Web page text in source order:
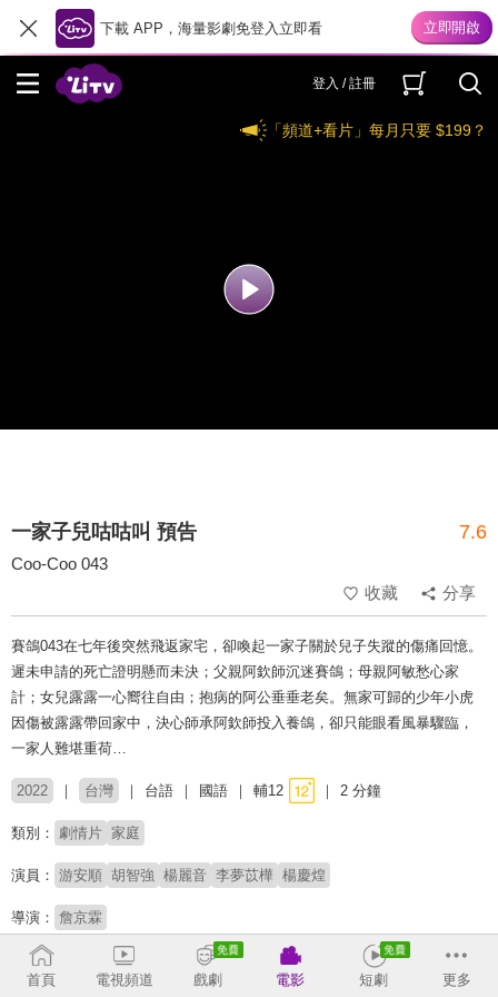
下載 APP，海量影劇免登入立即看
登入 / 註冊
「頻道+看片」每月只要 $199？
一家子兒咕咕叫 預告 7.6
Coo-Coo 043
收藏
分享
賽鴿043在七年後突然飛返家宅，卻喚起一家子關於兒子失蹤的傷痛回憶。
遲未申請的死亡證明懸而未決；父親阿欽師沉迷賽鴿；母親阿敏愁心家
計；女兒露露一心嚮往自由；抱病的阿公垂垂老矣。無家可歸的少年小虎
因傷被露露帶回家中，決心師承阿欽師投入養鴿，卻只能眼看風暴驟臨，
一家人難堪重荷…
2022 台灣 台語 國語 輔12 2 分鐘
類別： 劇情片 家庭
演員： 游安順 胡智強 楊麗音 李夢苡樺 楊慶煌
導演： 詹京霖
榮獲2022年金馬獎最佳劇情片、最佳新演員、國際影評人
首頁 電視頻道 戲劇 電影 短劇 更多